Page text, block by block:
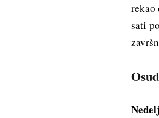
rekao
sati